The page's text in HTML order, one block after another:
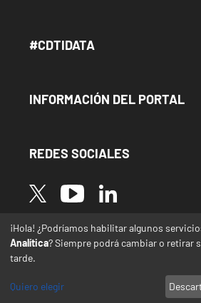
Menú Footer #Cdtidata
#CDTIDATA
Menu Footer Información del Portal
INFORMACIÓN DEL PORTAL
REDES SOCIALES
Image Image Image
* Las traducciones de este
español a otras lenguas se
automática y pueden
¡Hola! ¿Podríamos habilitar algunos
Analítica? Siempre podrá cambiar o retirar
tarde.
Quiero elegir